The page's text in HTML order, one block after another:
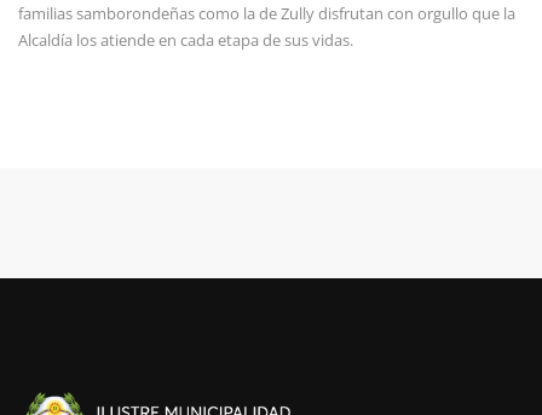
familias samborondeñas como la de Zully disfrutan con orgullo que la
Alcaldía los atiende en cada etapa de sus vidas.